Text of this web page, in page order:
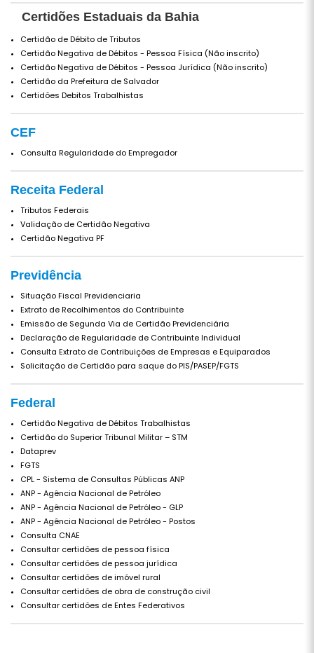
Certidões Estaduais da Bahia
Certidão de Débito de Tributos
Certidão Negativa de Débitos - Pessoa Física (Não inscrito)
Certidão Negativa de Débitos - Pessoa Jurídica (Não inscrito)
Certidão da Prefeitura de Salvador
Certidões Debitos Trabalhistas
CEF
Consulta Regularidade do Empregador
Receita Federal
Tributos Federais
Validação de Certidão Negativa
Certidão Negativa PF
Previdência
Situação Fiscal Previdenciaria
Extrato de Recolhimentos do Contribuinte
Emissão de Segunda Via de Certidão Previdenciária
Declaração de Regularidade de Contribuinte Individual
Consulta Extrato de Contribuições de Empresas e Equiparados
Solicitação de Certidão para saque do PIS/PASEP/FGTS
Federal
Certidão Negativa de Débitos Trabalhistas
Certidão do Superior Tribunal Militar – STM
Dataprev
FGTS
CPL - Sistema de Consultas Públicas ANP
ANP - Agência Nacional de Petróleo
ANP - Agência Nacional de Petróleo - GLP
ANP - Agência Nacional de Petróleo - Postos
Consulta CNAE
Consultar certidões de pessoa física
Consultar certidões de pessoa jurídica
Consultar certidões de imóvel rural
Consultar certidões de obra de construção civil
Consultar certidões de Entes Federativos